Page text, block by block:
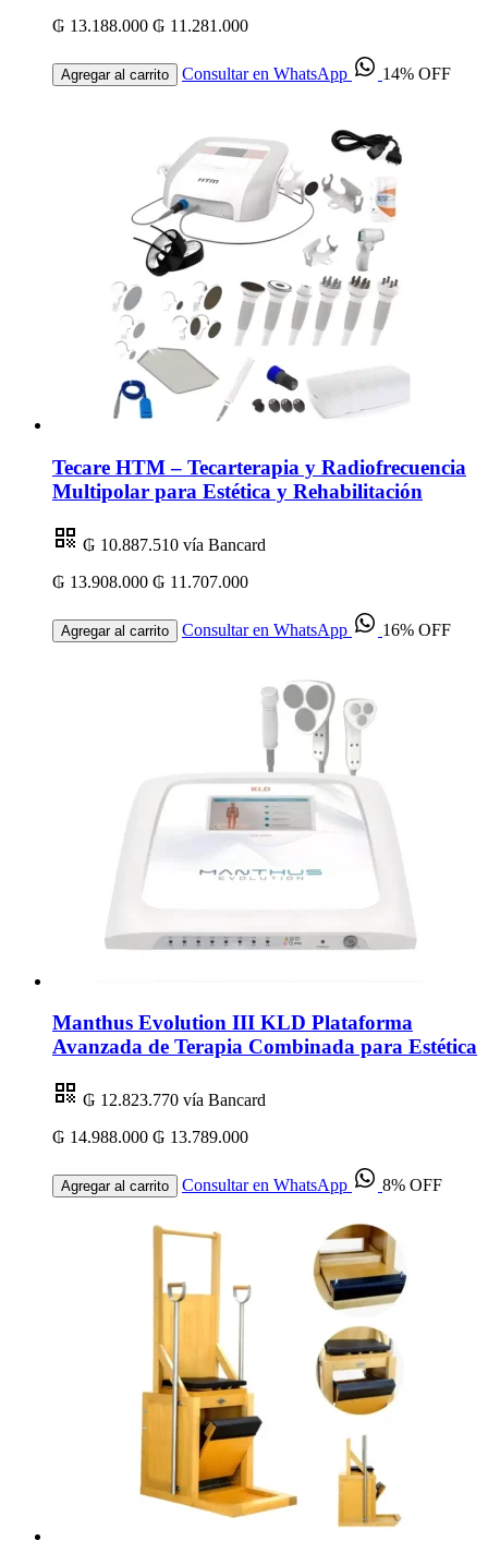
₲ 13.188.000 ₲ 11.281.000
Agregar al carrito Consultar en WhatsApp 14% OFF
Tecare HTM – Tecarterapia y Radiofrecuencia
Multipolar para Estética y Rehabilitación
₲ 10.887.510 vía Bancard
₲ 13.908.000 ₲ 11.707.000
Agregar al carrito Consultar en WhatsApp 16% OFF
Manthus Evolution III KLD Plataforma
Avanzada de Terapia Combinada para Estética
₲ 12.823.770 vía Bancard
₲ 14.988.000 ₲ 13.789.000
Agregar al carrito Consultar en WhatsApp 8% OFF